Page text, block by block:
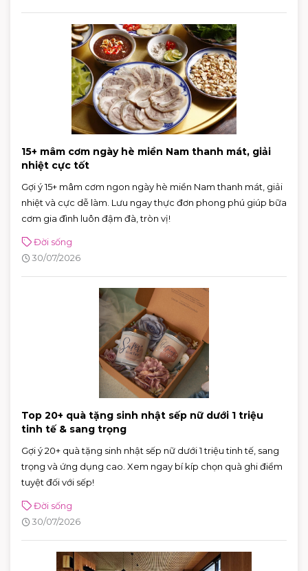
15+ mâm cơm ngày hè miền Nam thanh mát, giải
nhiệt cực tốt
Gợi ý 15+ mâm cơm ngon ngày hè miền Nam thanh mát, giải
nhiệt và cực dễ làm. Lưu ngay thực đơn phong phú giúp bữa
cơm gia đình luôn đậm đà, tròn vị!
Đời sống
30/07/2026
Top 20+ quà tặng sinh nhật sếp nữ dưới 1 triệu
tinh tế & sang trọng
Gợi ý 20+ quà tặng sinh nhật sếp nữ dưới 1 triệu tinh tế, sang
trọng và ứng dụng cao. Xem ngay bí kíp chọn quà ghi điểm
tuyệt đối với sếp!
Đời sống
30/07/2026